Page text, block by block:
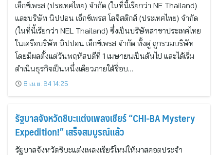
เอ็กซ์เพรส (ประเทศไทย) จำกัด (ในที่นี้เรียกว่า NE Thailand)
และบริษัท นิปปอน เอ็กซ์เพรส โลจิสติกส์ (ประเทศไทย) จำกัด
(ในที่นี้เรียกว่า NEL Thailand) ซึ่งเป็นบริษัทสาขาประเทศไทย
ในเครือบริษัท นิปปอน เอ็กซ์เพรส จำกัด ทั้งคู่ ถูกรวมบริษัท
โดยมีผลตั้งแต่วันพฤหัสบดีที่ 1 เมษายนเป็นต้นไป และได้เริ่ม
ดำเนินธุรกิจเป็นหนึ่งเดียวภายใต้ชื่อบ…
8 เม.ย. 64 14:25
รัฐบาลจังหวัดชิบะแต่งเพลงเชียร์ “CHI-BA Mystery
Expedition!” เสร็จสมบูรณ์แล้ว
รัฐบาลจังหวัดชิบะแต่งเพลงเชียร์ใหม่ให้มาสคอตประจำ